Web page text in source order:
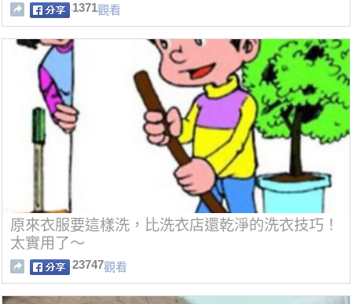
1371觀看
原來衣服要這樣洗，比洗衣店還乾淨的洗衣技巧！
太實用了～
23747觀看